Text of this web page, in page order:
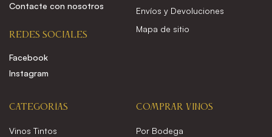
Contacte con nosotros
REDES SOCIALES
Facebook
Instagram
Envíos y Devoluciones
Mapa de sitio
CATEGORÍAS
Vinos Tintos
COMPRAR VINOS
Por Bodega